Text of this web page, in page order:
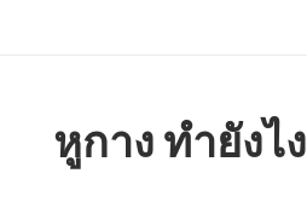
หูกาง ทำยังไง